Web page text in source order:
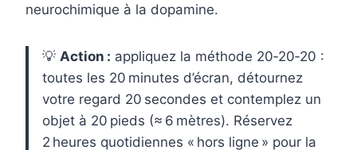
neurochimique à la dopamine.
💡 Action : appliquez la méthode 20‑20‑20 :
toutes les 20 minutes d’écran, détournez
votre regard 20 secondes et contemplez un
objet à 20 pieds (≈ 6 mètres). Réservez
2 heures quotidiennes « hors ligne » pour la